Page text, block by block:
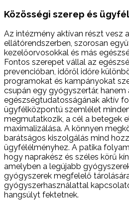
Közösségi szerep és
Az intézmény aktívan részt vesz
ellátórendszerben, szorosan
kezelőorvosokkal és más
Fontos szerepet vállal az
prevencióban, időről időre
programokat és kampányokat
csupán egy gyógyszertár, hanem
egészségtudatosságának aktív
ügyfélközpontú szemlélet
megmutatkozik, a cél a betegek
maximalizálása. A könnyen
barátságos kiszolgálás mind
ügyfélélményhez. A patika
hogy naprakész és széles körű
amelyben a legújabb
gyógyszerek megfelelő
gyógyszerhasználattal
hangsúlyt fektetnek.